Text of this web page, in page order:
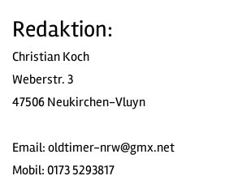
Redaktion:
Christian Koch
Weberstr. 3
47506 Neukirchen-Vluyn
Email: oldtimer-nrw@gmx.net
Mobil: 0173 5293817